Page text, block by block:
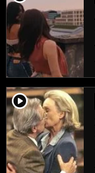
player2